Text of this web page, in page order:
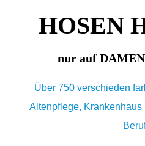
HOSEN
nur auf
Über 750 verschieden
Altenpflege,